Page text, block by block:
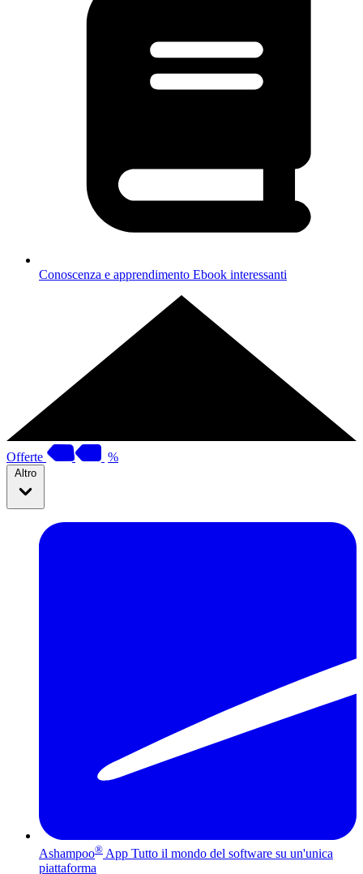
Conoscenza e apprendimento Ebook interessanti
Offerte %
Altro
Ashampoo® App Tutto il mondo del software su un'unica
piattaforma